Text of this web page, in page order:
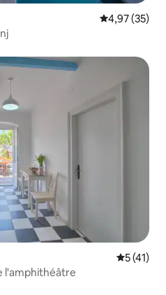
Évaluation
4,97 (35)
5 (41)
l'amphithéâtre